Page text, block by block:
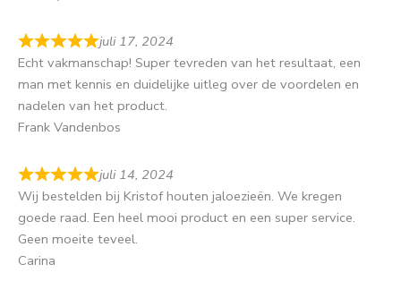
juli 17, 2024
Echt vakmanschap! Super tevreden van het resultaat, een
man met kennis en duidelijke uitleg over de voordelen en
nadelen van het product.
Frank Vandenbos
juli 14, 2024
Wij bestelden bij Kristof houten jaloezieën. We kregen
goede raad. Een heel mooi product en een super service.
Geen moeite teveel.
Carina